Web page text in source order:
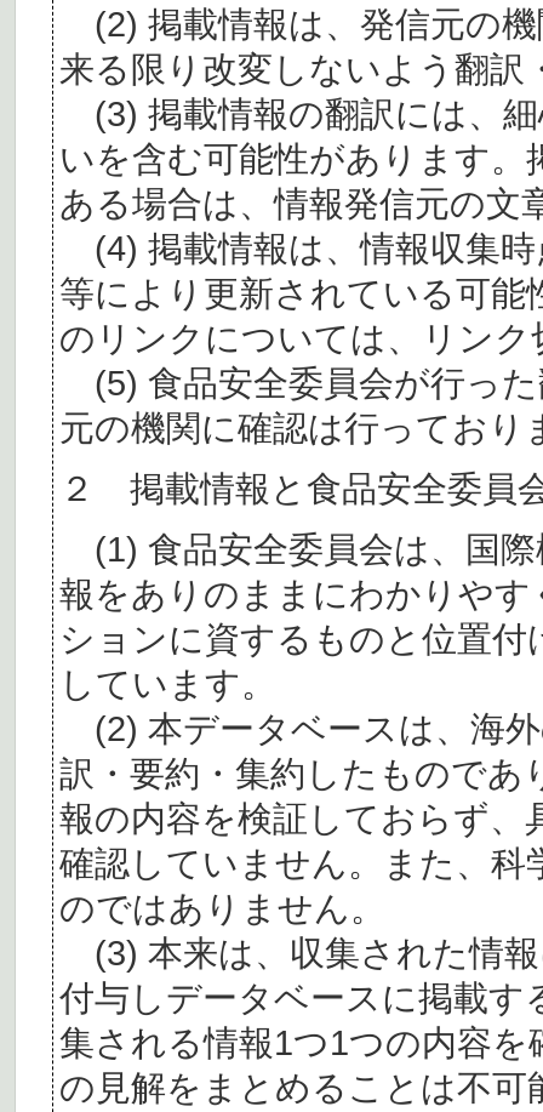
(2) 掲載情報は、発信元の
来る限り改変しないよう翻訳
(3) 掲載情報の翻訳には、
いを含む可能性があります。
ある場合は、情報発信元の文
(4) 掲載情報は、情報収集
等により更新されている可
のリンクについては、リン
(5) 食品安全委員会が行っ
元の機関に確認は行っており
２ 掲載情報と食品安全委員
(1) 食品安全委員会は、国
報をありのままにわかりや
ションに資するものと位置
しています。
(2) 本データベースは、海
訳・要約・集約したものであ
報の内容を検証しておらず、
確認していません。また、
のではありません。
(3) 本来は、収集された情
付与しデータベースに掲載
集される情報1つ1つの内容
の見解をまとめることは不